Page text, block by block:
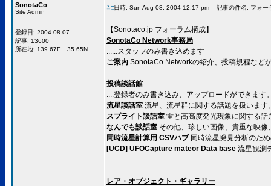
SonotaCo
Site Admin
登録日: 2004.08.07
記事: 13600
所在地: 139.67E 35.65N
日時: Sun Aug 08, 2004 12:17 pm 記事の件名: フォー
【Sonotaco.jp フォーラム構成】
SonotaCo Network事務局
......スタッフのみ書き込めます
ご案内 SonotaCo Networkの紹介、投稿規程など
投稿談話館
....登録者のみ書き込み、アップロードができます
流星談話室 流星、流星群に関する話題を扱います
スプライト談話室 雷と高高度発光現象に関する話
なんでも談話室 その他、珍しい画像、貴重な映
同時流星計算用 CSVハブ同時流星発見分析のた
[UCD] UFOCapture mateor Data base 流星観測
レア・オブジェクト・ギャラリー